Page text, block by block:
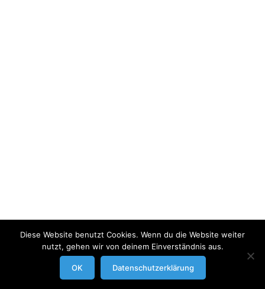
modrowgrafie.de © 2023 | Impressum/Datenschutzerklaerung
Businessportraits
Diese Website benutzt Cookies. Wenn du die Website weiter
nutzt, gehen wir von deinem Einverständnis aus.
OK Datenschutzerklärung